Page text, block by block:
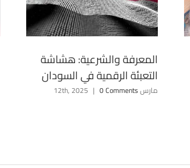
المعرفة والشرعية: هشاشة
التعبئة الرقمية في السودان
مارس 12th, 2025 | 0 Comments